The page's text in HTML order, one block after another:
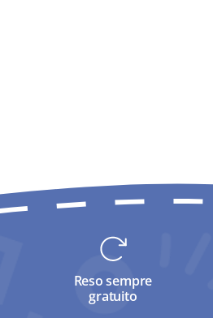
Reso sempre
gratuito